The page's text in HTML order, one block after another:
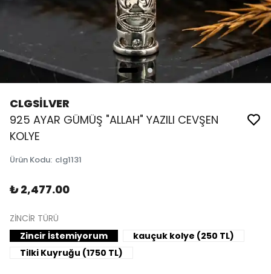
CLGSİLVER
925 AYAR GÜMÜŞ "ALLAH" YAZILI CEVŞEN
KOLYE
Ürün Kodu: clg1131
₺ 2,477.00
ZİNCİR TÜRÜ
Zincir İstemiyorum
kauçuk kolye (250 TL)
Tilki Kuyruğu (1750 TL)